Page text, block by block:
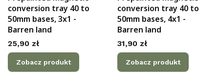
conversion tray 40 to
50mm bases, 3x1 -
Barren land
Cena
25,90 zł
Zobacz produkt
conversion tray 40 to
50mm bases, 4x1 -
Barren land
Cena
31,90 zł
Zobacz produkt